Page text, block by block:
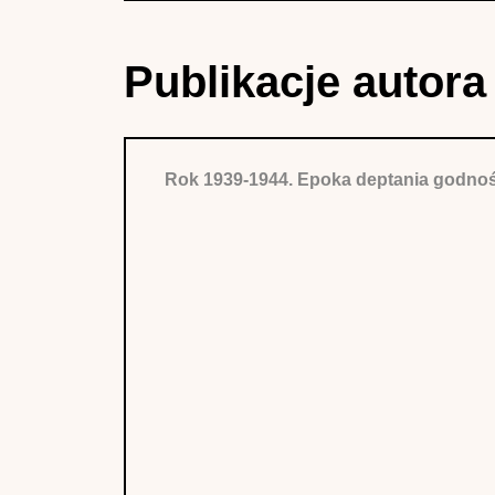
Publikacje autora
Rok 1939-1944. Epoka deptania